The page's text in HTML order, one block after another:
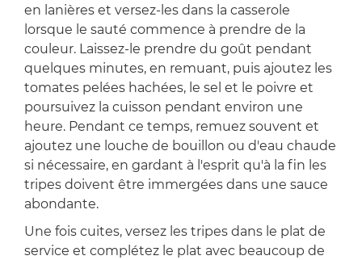
en lanières et versez-les dans la casserole
lorsque le sauté commence à prendre de la
couleur. Laissez-le prendre du goût pendant
quelques minutes, en remuant, puis ajoutez les
tomates pelées hachées, le sel et le poivre et
poursuivez la cuisson pendant environ une
heure. Pendant ce temps, remuez souvent et
ajoutez une louche de bouillon ou d'eau chaude
si nécessaire, en gardant à l'esprit qu'à la fin les
tripes doivent être immergées dans une sauce
abondante.
Une fois cuites, versez les tripes dans le plat de
service et complétez le plat avec beaucoup de